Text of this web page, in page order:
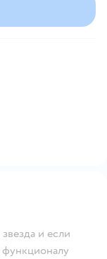
и если
функционалу